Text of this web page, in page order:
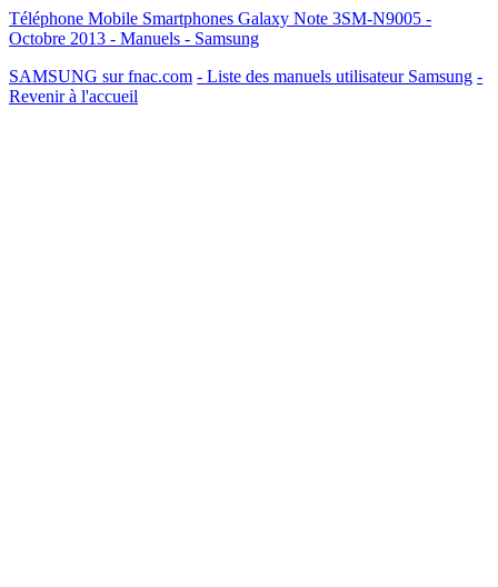
Téléphone Mobile Smartphones Galaxy Note 3SM-N9005 -
Octobre 2013 - Manuels - Samsung
SAMSUNG sur fnac.com - Liste des manuels utilisateur Samsung -
Revenir à l'accueil